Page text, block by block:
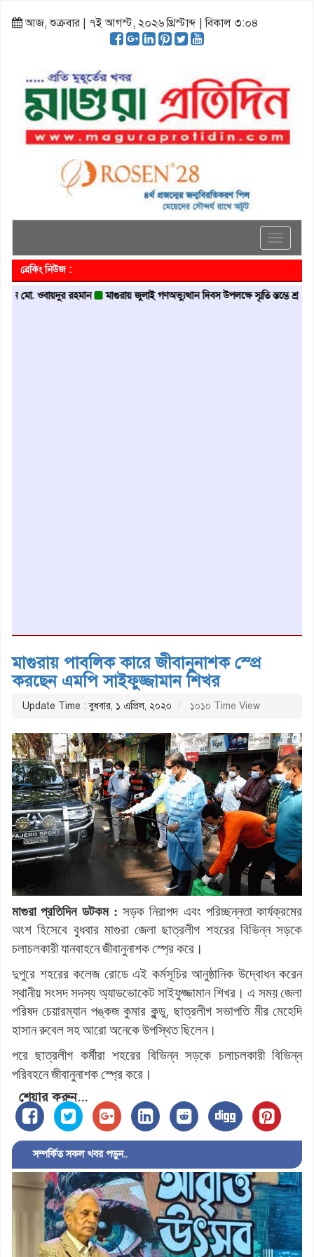
আজ, শুক্রবার | ৭ই আগস্ট, ২০২৬ খ্রিস্টাব্দ | বিকাল ৩:০৪
Toggle
ব্রেকিং নিউজ :
ওবায়দুর রহমান মাগুরায় জুলাই গণঅভ্যুত্থান দিবস উপলক্ষে স্মৃতি স্তম্ভে শ্রদ্ধা নিবেদন
মাগুরায় পাবলিক কারে জীবানুনাশক স্প্রে
করছেন এমপি সাইফুজ্জামান শিখর
Update Time : বুধবার, ১ এপ্রিল, ২০২০ ১০১০ Time View
মাগুরা প্রতিদিন ডটকম : সড়ক নিরাপদ এবং পরিচ্ছন্নতা কার্যক্রমের
অংশ হিসেবে বুধবার মাগুরা জেলা ছাত্রলীগ শহরের বিভিন্ন সড়কে
চলাচলকারীযানবাহনেজীবানুনাশকস্প্রেকরে ।
দুপুরে শহরের কলেজ রোডে এই কর্মসূচির আনুষ্ঠানিক উদ্বোধন করেন
স্থানীয় সংসদ সদস্য অ্যাডভোকেট সাইফুজ্জামান শিখর। এ সময় জেলা
পরিষদ চেয়ারম্যান পঙ্কজ কুমার কুন্ডু, ছাত্রলীগ সভাপতি মীর মেহেদি
হাসানরুবেলসহআরোঅনেকেউপস্থিতছিলেন।
পরে ছাত্রলীগ কর্মীরা শহরের বিভিন্ন সড়কে চলাচলকারী বিভিন্ন
পরিবহনেজীবানুনাশকস্প্রেকরে ।
শেয়ার করুন...
সম্পর্কিত সকল খবর পড়ুন..